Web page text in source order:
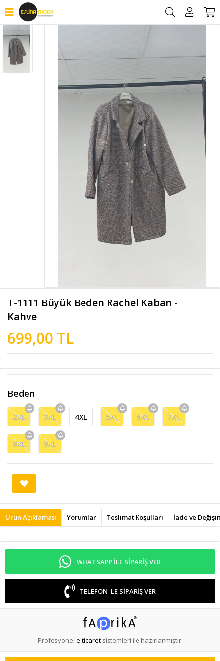
T-1111 Büyük Beden Rachel Kaban -
Kahve
699,00 TL
Beden
2XL 3XL 4XL 5XL 6XL 7XL
8XL 9XL
Ürün Açıklaması Yorumlar Teslimat Koşulları İade ve
WHATSAPP ILE SIPARIŞ VER
TELEFON ILE SIPARIŞ VER
Profesyonel e-ticaretsistemleri ile hazırlanmıştır.